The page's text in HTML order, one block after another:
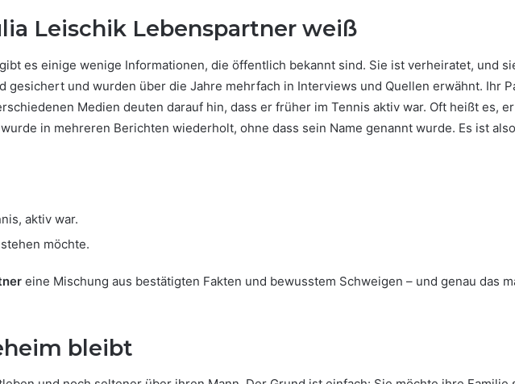
Leischik Lebenspartner weiß
es einige wenige Informationen, die öffentlich bekannt sind. Sie ist verheiratet, und
gesichert und wurden über die Jahre mehrfach in Interviews und Quellen erwähnt. Ihr
Medien deuten darauf hin, dass er früher im Tennis aktiv war. Oft heißt es,
in mehreren Berichten wiederholt, ohne dass sein Name genannt wurde. Es ist
aktiv war.
möchte.
eine Mischung aus bestätigten Fakten und bewusstem Schweigen – und genau das
bleibt